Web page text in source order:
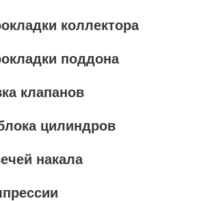
коллектора
поддона
клапанов
цилиндров
накала